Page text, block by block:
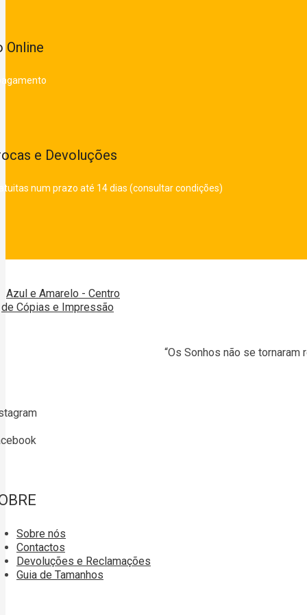
Online
e Devoluções
num prazo até 14 dias (consultar condições)
“Os Sonhos não se
Sobre nós
Contactos
Devoluções e Reclamações
Guia de Tamanhos